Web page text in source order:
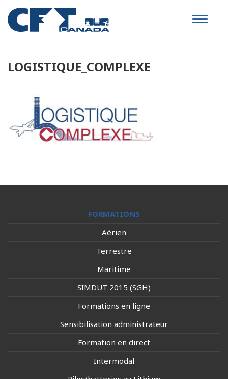
Toggle
LOGISTIQUE_COMPLEXE
FORMATIONS
Aérien
Terrestre
Maritime
SIMDUT 2015 (SGH)
Formations en ligne
Sensibilisation administrateur
Formation en direct
Intermodal